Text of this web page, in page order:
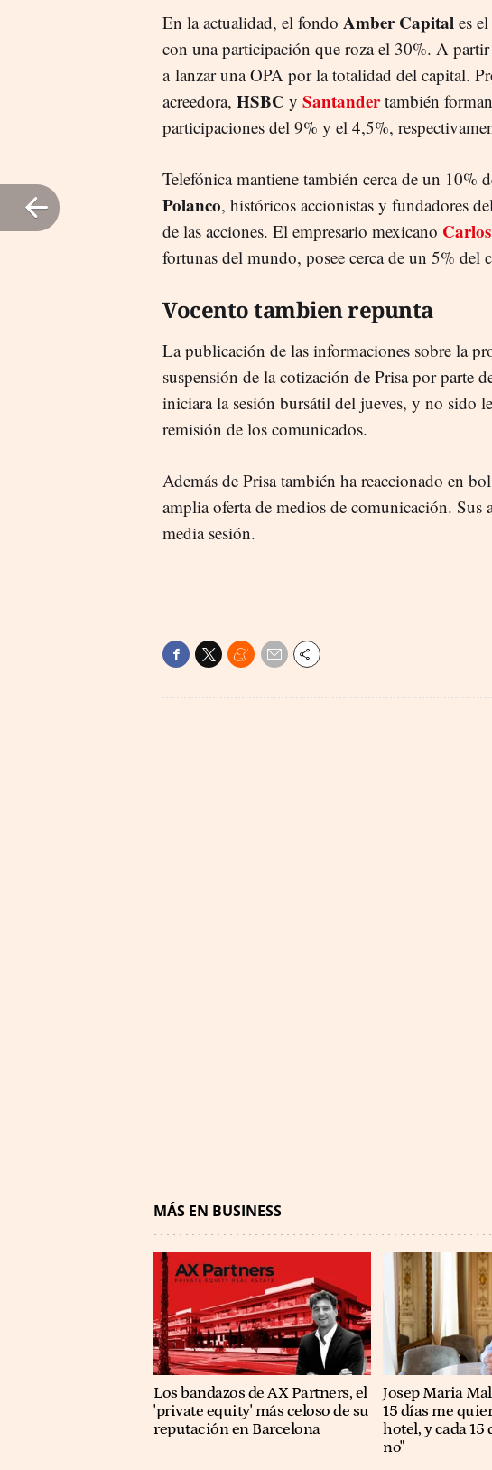
En la actualidad, el fondo Amber Capital es
con una participación que roza el 30%. A
a lanzar una OPA por la totalidad del capital.
acreedora, HSBC y Santandertambién
participaciones del 9% y el 4,5%,
Telefónica mantiene también cerca de un 10%
Polanco, históricos accionistas y fundadores
de las acciones. El empresario mexicano
fortunas del mundo, posee cerca de un 5% del
Vocento tambien repunta
La publicación de las informaciones sobre la
suspensión de la cotización de Prisa por parte
iniciara la sesión bursátil del jueves, y no sido
remisión de los comunicados.
Además de Prisa también ha reaccionado en
amplia oferta de medios de comunicación. Sus
media sesión.
MÁS EN BUSINESS
Los bandazos de AX Partners, el
'private equity' más celoso de su
reputación en Barcelona
​​Josep Maria
15 días me
hotel, y cada 15
no"